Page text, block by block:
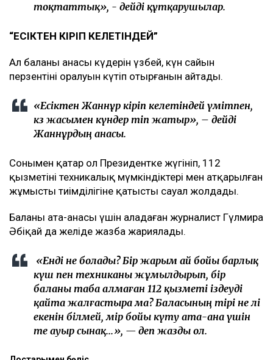
тоқтаттық», - дейді құтқарушылар.
“ЕСІКТЕН КІРІП КЕЛЕТІНДЕЙ”
Ал баланың анасы күдерін үзбей, күн сайын
перзентінің оралуын күтіп отырғанын айтады.
«Есіктен Жаннұр кіріп келетіндей үмітпен,
көз жасымен күндер өтіп жатыр», – дейді
Жаннұрдың анасы.
Сонымен қатар ол Президентке жүгініп, 112
қызметінің техникалық мүмкіндіктері мен атқарылған
жұмыстың тиімділігіне қатысты сауал жолдады.
Баланың ата-анасы үшін алаңдаған журналист Гүлмира
Әбіқай да желіде жазба жариялады.
«Енді не болады? Бір жарым ай бойы барлық
күш пен техниканы жұмылдырып, бір
баланы таба алмаған 112 қызметі іздеуді
қайта жалғастыра ма? Баласының тірі не өлі
екенін білмей, өмір бойы күту ата-ана үшін
өте ауыр сынақ...», — деп жазды ол.